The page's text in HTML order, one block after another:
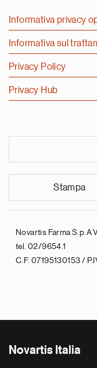
Informativa privacy
Informativa sul
Privacy Policy
Privacy Hub
Stampa
Novartis Farma S.p.A
tel. 02/9654.1
C.F. 07195130153 /
Novartis Italia